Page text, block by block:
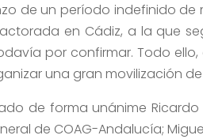
de un período indefinido
en Cádiz, a la que
por confirmar. Todo
una gran movilización
de forma unánime Ricardo
de COAG-Andalucía;